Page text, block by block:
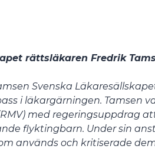
rättsläkaren Fredrik
Svenska
i läkargärningen. Tamsen
med regeringsuppdrag
flyktingbarn. Under sin
används och kritiserade